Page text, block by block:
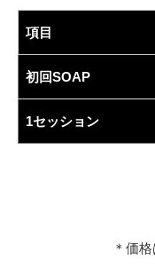
項目
初回SOAP
1セッション
＊価